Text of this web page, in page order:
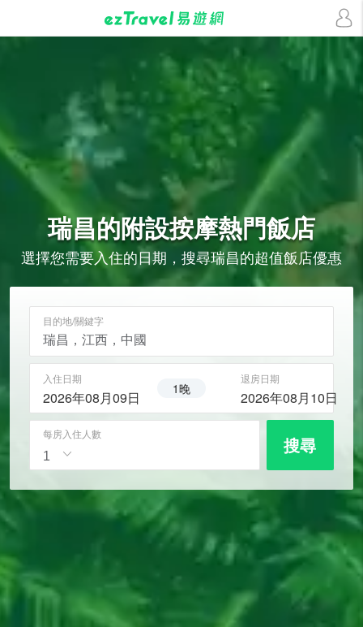
瑞昌的附設按摩熱門飯店
選擇您需要入住的日期，搜尋瑞昌的超值飯店優惠
目的地/關鍵字
入住日期
2026年08月09日 1晚
退房日期
2026年08月10日
每房入住人數 搜尋